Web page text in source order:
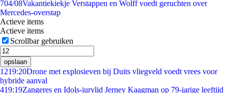
704/08Vakantiekiekje Verstappen en Wolff voedt geruchten over
Mercedes-overstap
Actieve items
Actieve items
Scrollbar gebruiken
opslaan
1219:20Drone met explosieven bij Duits vliegveld voedt vrees voor
hybride aanval
419:19Zangeres en Idols-jurylid Jerney Kaagman op 79-jarige leeftijd